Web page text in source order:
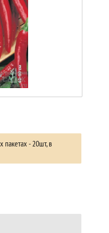
- 20шт, в